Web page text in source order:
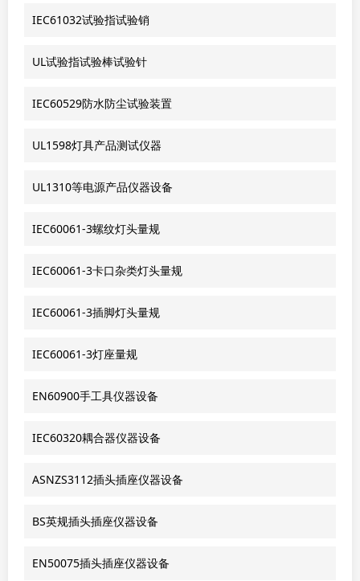
IEC61032试验指试验销
UL试验指试验棒试验针
IEC60529防水防尘试验装置
UL1598灯具产品测试仪器
UL1310等电源产品仪器设备
IEC60061-3螺纹灯头量规
IEC60061-3卡口杂类灯头量规
IEC60061-3插脚灯头量规
IEC60061-3灯座量规
EN60900手工具仪器设备
IEC60320耦合器仪器设备
ASNZS3112插头插座仪器设备
BS英规插头插座仪器设备
EN50075插头插座仪器设备